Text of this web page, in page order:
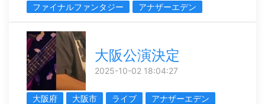
ファイナルファンタジー
アナザーエデン
大阪公演決定
2025-10-02 18:04:27
大阪府 大阪市 ライブ
アナザーエデン